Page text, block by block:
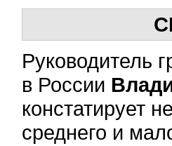
Руководитель
в России
констатирует
среднего и